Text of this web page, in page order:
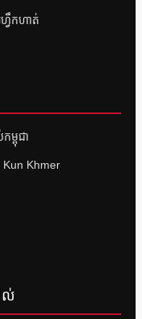
វឹកហាត់
ម្ពុជា
Kun Khmer
ល់